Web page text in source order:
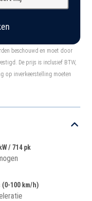
beschouwd en moet door
De prijs is inclusief BTW,
op inverkeerstelling moeten
/ 714 pk
(0-100 km/h)